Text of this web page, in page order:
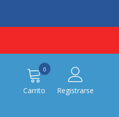
Carrito
00
Registrarse